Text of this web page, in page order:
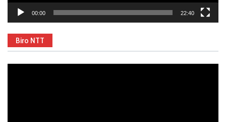
00:00 22:40
Biro NTT